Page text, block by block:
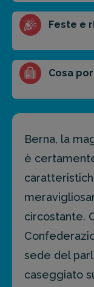
FAI
Feste e
Cosa
Berna, la
è
circostante.
sede del
caseggiato